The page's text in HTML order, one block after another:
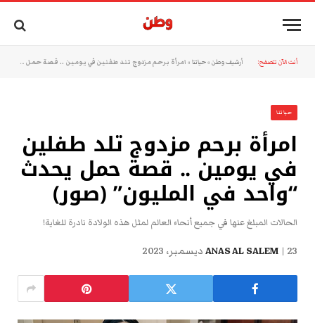
أنت الآن تتصفح: أرشيف وطن »حياتنا » امرأة برحم مزدوج تلد طفلين في يومين .. قصة حمل يحدث “واحد في المليون” (صور)
حياتنا
امرأة برحم مزدوج تلد طفلين
في يومين .. قصة حمل يحدث
“واحد في المليون” (صور)
الحالات المبلغ عنها في جميع أنحاء العالم لمثل هذه الولادة نادرة للغاية!
ANAS AL SALEM 23 ديسمبر، 2023